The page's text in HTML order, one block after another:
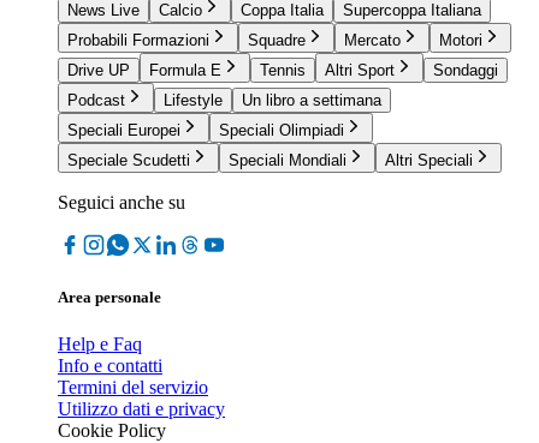
News Live
Calcio Coppa Italia
Supercoppa Italiana
Probabili Formazioni
Squadre Mercato
Motori
Drive UP
Formula E Tennis Altri Sport
Sondaggi
Podcast
Lifestyle
Un libro a settimana
Speciali Europei
Speciali Olimpiadi
Speciale Scudetti
Speciali Mondiali Altri Speciali
Seguici anche su
Area personale
Help e Faq
Info e contatti
Termini del servizio
Utilizzo dati e privacy
Cookie Policy